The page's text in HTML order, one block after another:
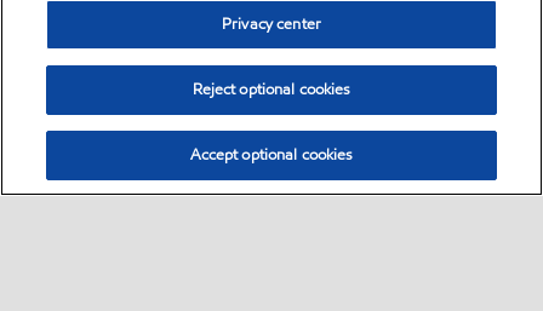
Privacy center
Reject optional cookies
Accept optional cookies